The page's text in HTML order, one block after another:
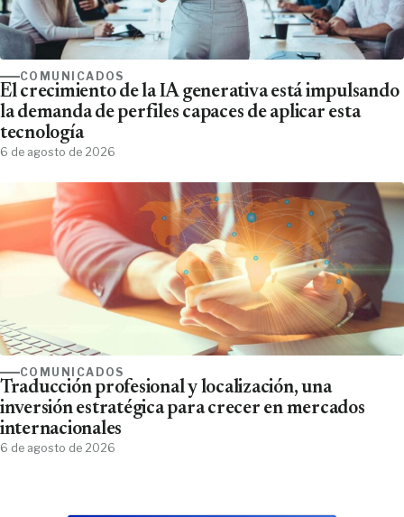
COMUNICADOS
El crecimiento de la IA generativa está impulsando
la demanda de perfiles capaces de aplicar esta
tecnología
6 de agosto de 2026
COMUNICADOS
Traducción profesional y localización, una
inversión estratégica para crecer en mercados
internacionales
6 de agosto de 2026